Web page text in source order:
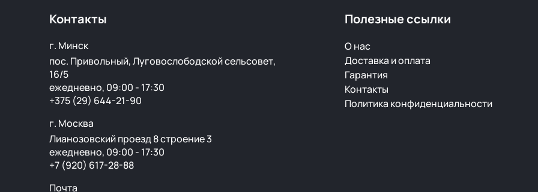
Контакты
г. Минск
пос. Привольный, Луговослободской сельсовет,
16/5
ежедневно, 09:00 - 17:30
+375 (29) 644-21-90
г. Москва
Лианозовский проезд 8 строение 3
ежедневно, 09:00 - 17:30
+7 (920) 617-28-88
Почта
Полезные ссылки
О нас
Доставка и оплата
Гарантия
Контакты
Политика конфиденциальности